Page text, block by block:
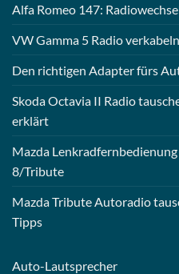
Alfa Romeo 147:
VW Gamma 5 Radio
Den richtigen Adapter fürs
Skoda Octavia II Radio
erklärt
Mazda
8/Tribute
Mazda Tribute Autoradio
Tipps
Auto-Lautsprecher